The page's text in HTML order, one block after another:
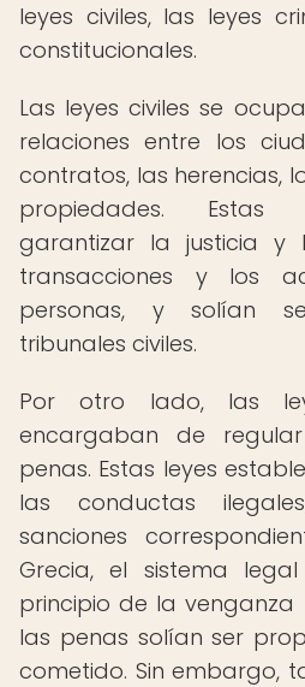
leyes civiles, las leyes
constitucionales.
Las leyes civiles se
relaciones entre los
contratos, las herencias,
propiedades. Estas
garantizar la justicia y
transacciones y los
personas, y solían
tribunales civiles.
Por otro lado, las
encargaban de
penas. Estas leyes
las conductas
sanciones
Grecia, el sistema
principio de la
las penas solían ser
cometido. Sin embargo,